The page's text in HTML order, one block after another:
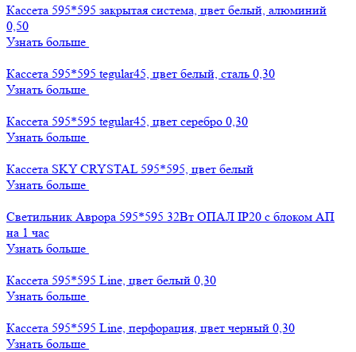
Кассета 595*595 закрытая система, цвет белый, алюминий
0,50
Узнать больше
Кассета 595*595 tegular45, цвет белый, сталь 0,30
Узнать больше
Кассета 595*595 tegular45, цвет серебро 0,30
Узнать больше
Кассета SKY CRYSTAL 595*595, цвет белый
Узнать больше
Светильник Аврора 595*595 32Вт ОПАЛ IP20 с блоком АП
на 1 час
Узнать больше
Кассета 595*595 Line, цвет белый 0,30
Узнать больше
Кассета 595*595 Line, перфорация, цвет черный 0,30
Узнать больше